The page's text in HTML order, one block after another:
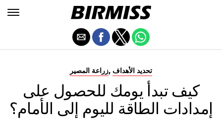
زراعة المصير, تحديد الأهداف
كيف تبدأ يومك للحصول على
إمدادات الطاقة لليوم إلى الأمام؟